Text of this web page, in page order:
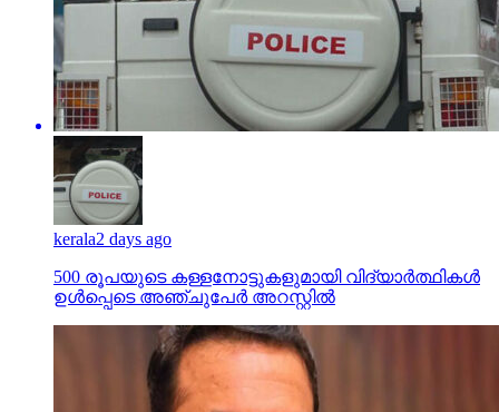
kerala2 days ago
500 രൂപയുടെ കള്ളനോട്ടുകളുമായി വിദ്യാര്‍ത്ഥികള്‍
ഉള്‍പ്പെടെ അഞ്ചുപേര്‍ അറസ്റ്റില്‍